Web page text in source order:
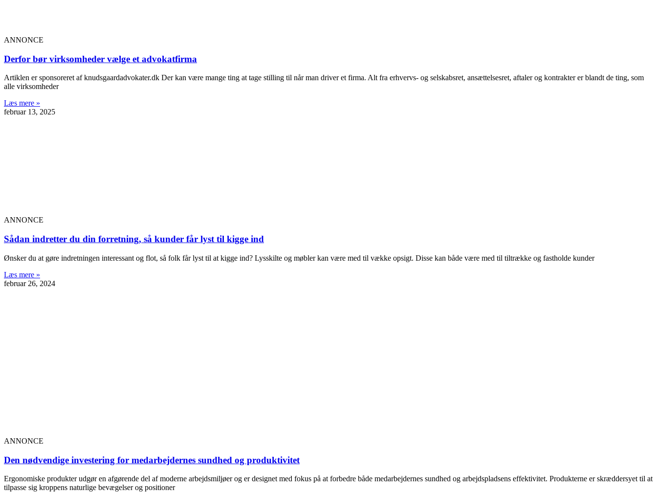
ANNONCE
Derfor bør virksomheder vælge et advokatfirma
Artiklen er sponsoreret af knudsgaardadvokater.dk Der kan være mange ting at tage stilling til når man driver et firma. Alt fra erhvervs- og selskabsret, ansættelsesret, aftaler og kontrakter er blandt de ting, som
alle virksomheder
Læs mere »
februar 13, 2025
ANNONCE
Sådan indretter du din forretning, så kunder får lyst til kigge ind
Ønsker du at gøre indretningen interessant og flot, så folk får lyst til at kigge ind? Lysskilte og møbler kan være med til vække opsigt. Disse kan både være med til tiltrække og fastholde kunder
Læs mere »
februar 26, 2024
ANNONCE
Den nødvendige investering for medarbejdernes sundhed og produktivitet
Ergonomiske produkter udgør en afgørende del af moderne arbejdsmiljøer og er designet med fokus på at forbedre både medarbejdernes sundhed og arbejdspladsens effektivitet. Produkterne er skræddersyet til at
tilpasse sig kroppens naturlige bevægelser og positioner